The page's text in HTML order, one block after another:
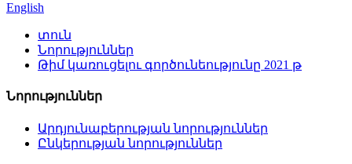
English
տուն
Նորություններ
Թիմ կառուցելու գործունեությունը 2021 թ
Նորություններ
Արդյունաբերության նորություններ
Ընկերության նորություններ